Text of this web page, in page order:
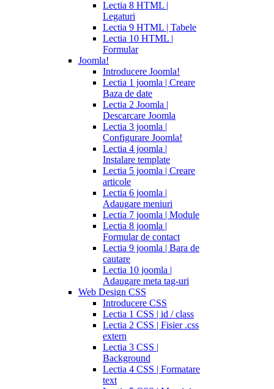
Lectia 8 HTML |
Legaturi
Lectia 9 HTML | Tabele
Lectia 10 HTML |
Formular
Joomla!
Introducere Joomla!
Lectia 1 joomla | Creare
Baza de date
Lectia 2 Joomla |
Descarcare Joomla
Lectia 3 joomla |
Configurare Joomla!
Lectia 4 joomla |
Instalare template
Lectia 5 joomla | Creare
articole
Lectia 6 joomla |
Adaugare meniuri
Lectia 7 joomla | Module
Lectia 8 joomla |
Formular de contact
Lectia 9 joomla | Bara de
cautare
Lectia 10 joomla |
Adaugare meta tag-uri
Web Design CSS
Introducere CSS
Lectia 1 CSS | id / class
Lectia 2 CSS | Fisier .css
extern
Lectia 3 CSS |
Background
Lectia 4 CSS | Formatare
text